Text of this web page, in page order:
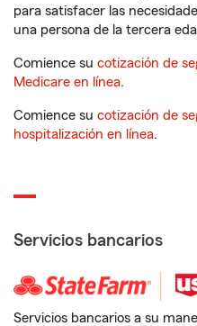
para satisfacer las
una persona de la tercera
Comience su cotización de
Medicare en línea.
Comience su cotización de
hospitalización en línea.
Servicios bancarios
Servicios bancarios a su